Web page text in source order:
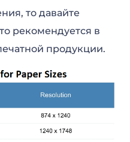
то давайте
рекомендуется в
продукции.